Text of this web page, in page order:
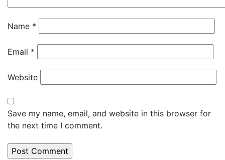
Name *
Email *
Website
Save my name, email, and website in this browser for
the next time I comment.